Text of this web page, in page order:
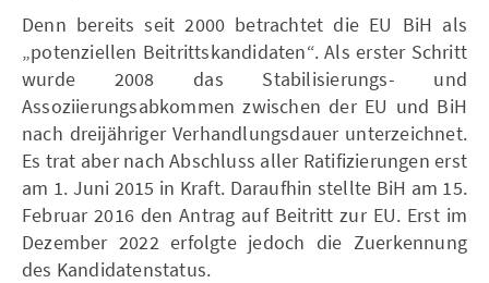
Denn bereits seit 2000 betrachtet die EU BiH als
„potenziellen Beitrittskandidaten“. Als erster Schritt
wurde 2008 das Stabilisierungs- und
Assoziierungsabkommen zwischen der EU und BiH
nach dreijähriger Verhandlungsdauer unterzeichnet.
Es trat aber nach Abschluss aller Ratifizierungen erst
am 1. Juni 2015 in Kraft. Daraufhin stellte BiH am 15.
Februar 2016 den Antrag auf Beitritt zur EU. Erst im
Dezember 2022 erfolgte jedoch die Zuerkennung
des Kandidatenstatus.